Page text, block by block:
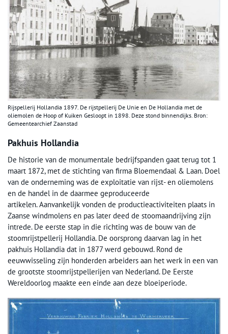
Rijspellerij Hollandia 1897. De rijstpellerij De Unie en De Hollandia met de
oliemolen de Hoop of Kuiken Gesloopt in 1898. Deze stond binnendijks. Bron:
Gemeentearchief Zaanstad
Pakhuis Hollandia
De historie van de monumentale bedrijfspanden gaat terug tot 1
maart 1872, met de stichting van firma Bloemendaal & Laan. Doel
van de onderneming was de exploitatie van rijst- en oliemolens
en de handel in de daarmee geproduceerde
artikelen. Aanvankelijk vonden de productieactiviteiten plaats in
Zaanse windmolens en pas later deed de stoomaandrijving zijn
intrede. De eerste stap in die richting was de bouw van de
stoomrijstpellerij Hollandia. De oorsprong daarvan lag in het
pakhuis Hollandia dat in 1877 werd gebouwd. Rond de
eeuwwisseling zijn honderden arbeiders aan het werk in een van
de grootste stoomrijstpellerijen van Nederland. De Eerste
Wereldoorlog maakte een einde aan deze bloeiperiode.